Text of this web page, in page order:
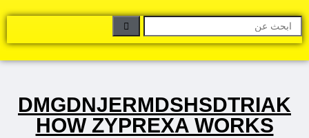
DMGDNJERMDSHSDTRIAK
HOW ZYPREXA WORKS